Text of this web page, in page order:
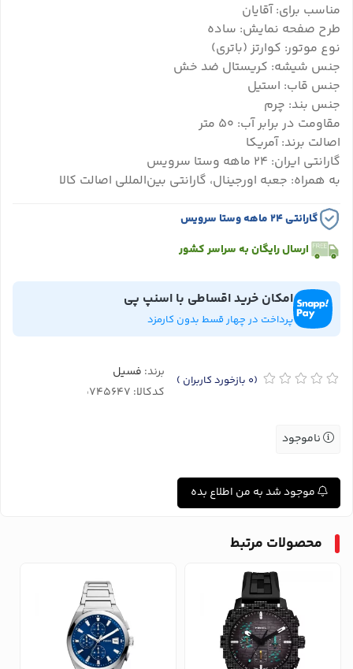
مناسب برای: آقایان
طرح صفحه نمایش: ساده
نوع موتور: کوارتز (باتری)
جنس شیشه: کریستال ضد خش
جنس قاب: استیل
جنس بند: چرم
مقاومت در برابر آب: ۵۰ متر
اصالت برند: آمریکا
گارانتی ایران: ۲۴ ماهه وستا سرویس
به همراه: جعبه اورجینال، گارانتی بین‌المللی اصالت کالا
گارانتی ۲۴ ماهه وستا سرویس
ارسال رایگان به سراسر کشور
امکان خرید اقساطی با اسنپ پی
پرداخت در چهار قسط بدون کارمزد
(0 بازخورد کاربران ) برند: فسیل
کدکالا:
ناموجود
موجود شد به من اطلاع بده
محصولات مرتبط